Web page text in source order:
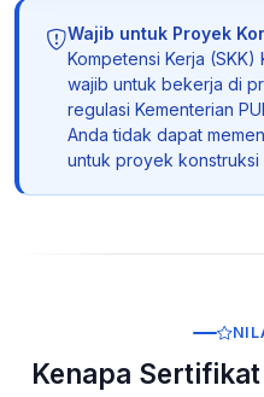
Wajib untuk Proyek
Kompetensi Kerja
wajib untuk bekerja di
regulasi Kementerian
Anda tidak dapat
untuk proyek konstruksi
Kenapa